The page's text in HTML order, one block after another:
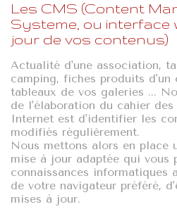
Les CMS (Content
Systeme, ou interface
jour de vos contenus)
Actualité d'une association,
camping, fiches produits d'un
tableaux de vos galeries ...
de l'élaboration du cahier
Internet est d'identifier les
modifiés régulièrement.
Nous mettons alors en place
mise à jour adaptée qui vous
connaissances informatiques
de votre navigateur préféré,
mises à jour.